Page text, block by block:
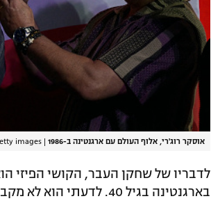
אוסקר רוג'רי, אלוף העולם עם ארגנטינה ב-1986 |
images
לדבריו של שחקן העבר, הקושי הפיזי
בארגנטינה בגיל 40.